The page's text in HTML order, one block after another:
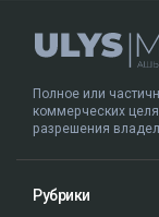
Полное или
коммерческих
разрешения
Рубрики